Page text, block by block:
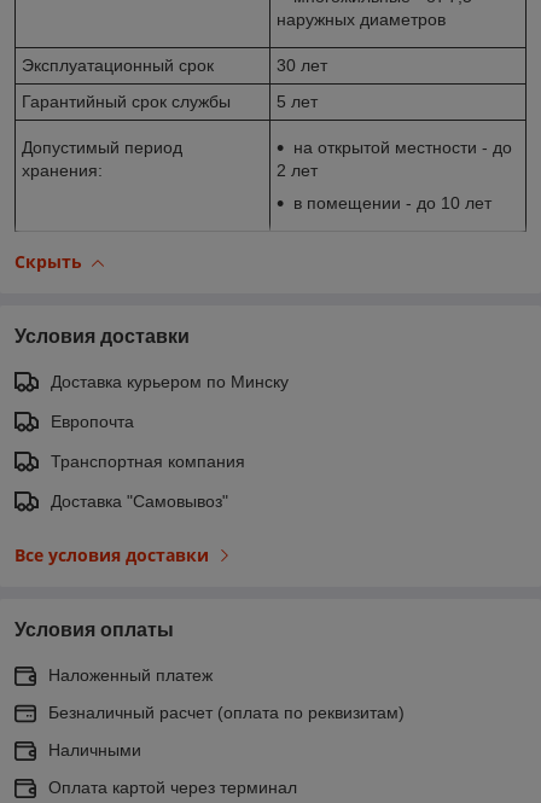
наружных диаметров
Эксплуатационный срок
30 лет
Гарантийный срок службы
5 лет
Допустимый период
хранения:
на открытой местности - до
2 лет
в помещении - до 10 лет
Скрыть
Условия доставки
Доставка курьером по Минску
Европочта
Транспортная компания
Доставка "Самовывоз"
Все условия доставки
Условия оплаты
Наложенный платеж
Безналичный расчет (оплата по реквизитам)
Наличными
Оплата картой через терминал